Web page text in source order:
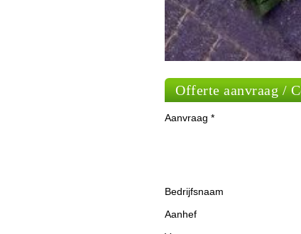
Offerte aanvraag /
Aanvraag *
Bedrijfsnaam
Aanhef